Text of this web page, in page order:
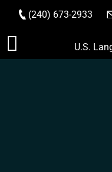
Saltar
(240) 673-2933
U.S.